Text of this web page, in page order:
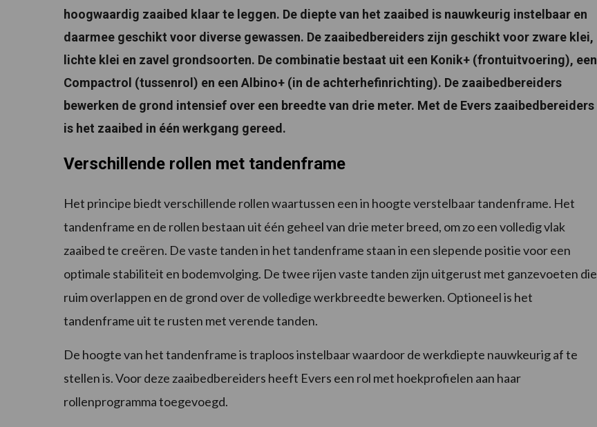
hoogwaardig zaaibed klaar te leggen. De diepte van het zaaibed is nauwkeurig instelbaar en
daarmee geschikt voor diverse gewassen. De zaaibedbereiders zijn geschikt voor zware klei,
lichte klei en zavel grondsoorten. De combinatie bestaat uit een Konik+ (frontuitvoering), een
Compactrol (tussenrol) en een Albino+ (in de achterhefinrichting). De zaaibedbereiders
bewerken de grond intensief over een breedte van drie meter. Met de Evers zaaibedbereiders
is het zaaibed in één werkgang gereed.
Verschillende rollen met tandenframe
Het principe biedt verschillende rollen waartussen een in hoogte verstelbaar tandenframe. Het
tandenframe en de rollen bestaan uit één geheel van drie meter breed, om zo een volledig vlak
zaaibed te creëren. De vaste tanden in het tandenframe staan in een slepende positie voor een
optimale stabiliteit en bodemvolging. De twee rijen vaste tanden zijn uitgerust met ganzevoeten die
ruim overlappen en de grond over de volledige werkbreedte bewerken. Optioneel is het
tandenframe uit te rusten met verende tanden.
De hoogte van het tandenframe is traploos instelbaar waardoor de werkdiepte nauwkeurig af te
stellen is. Voor deze zaaibedbereiders heeft Evers een rol met hoekprofielen aan haar
rollenprogramma toegevoegd.